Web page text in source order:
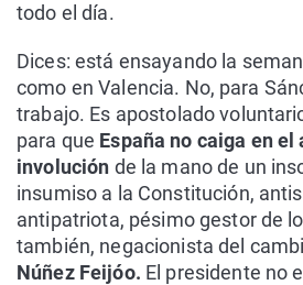
todo el día.
Dices: está ensayando la
como en Valencia. No, para
trabajo. Es apostolado
para que España no caiga en el
involución de la mano de un
insumiso a la Constitución,
antipatriota, pésimo gestor de
también, negacionista del
Núñez Feijóo. El presidente no